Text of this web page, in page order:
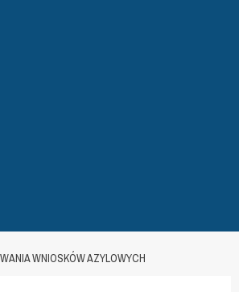
WNIOSKÓW AZYLOWYCH